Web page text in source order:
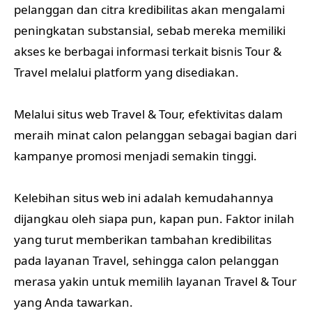
pelanggan dan citra kredibilitas akan mengalami
peningkatan substansial, sebab mereka memiliki
akses ke berbagai informasi terkait bisnis Tour &
Travel melalui platform yang disediakan.
Melalui situs web Travel & Tour, efektivitas dalam
meraih minat calon pelanggan sebagai bagian dari
kampanye promosi menjadi semakin tinggi.
Kelebihan situs web ini adalah kemudahannya
dijangkau oleh siapa pun, kapan pun. Faktor inilah
yang turut memberikan tambahan kredibilitas
pada layanan Travel, sehingga calon pelanggan
merasa yakin untuk memilih layanan Travel & Tour
yang Anda tawarkan.